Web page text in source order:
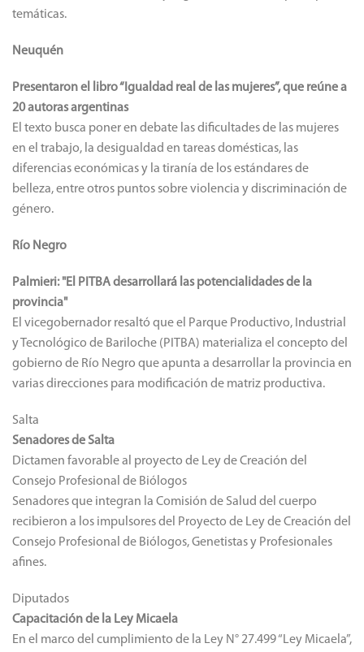
temáticas.
Neuquén
Presentaron el libro “Igualdad real de las mujeres”, que reúne a
20 autoras argentinas
El texto busca poner en debate las dificultades de las mujeres
en el trabajo, la desigualdad en tareas domésticas, las
diferencias económicas y la tiranía de los estándares de
belleza, entre otros puntos sobre violencia y discriminación de
género.
Río Negro
Palmieri: "El PITBA desarrollará las potencialidades de la
provincia"
El vicegobernador resaltó que el Parque Productivo, Industrial
y Tecnológico de Bariloche (PITBA) materializa el concepto del
gobierno de Río Negro que apunta a desarrollar la provincia en
varias direcciones para modificación de matriz productiva.
Salta
Senadores de Salta
Dictamen favorable al proyecto de Ley de Creación del
Consejo Profesional de Biólogos
Senadores que integran la Comisión de Salud del cuerpo
recibieron a los impulsores del Proyecto de Ley de Creación del
Consejo Profesional de Biólogos, Genetistas y Profesionales
afines.
Diputados
Capacitación de la Ley Micaela
En el marco del cumplimiento de la Ley N° 27.499 “Ley Micaela”,